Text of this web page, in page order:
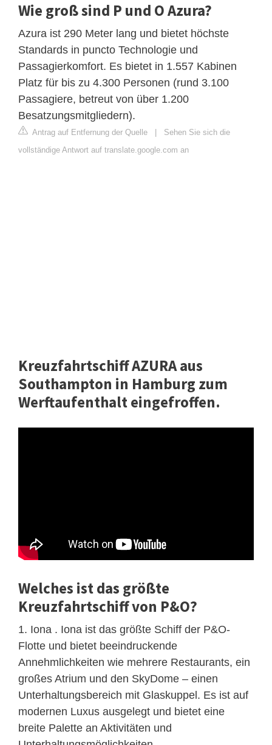
Wie groß sind P und O Azura?
Azura ist 290 Meter lang und bietet höchste
Standards in puncto Technologie und
Passagierkomfort. Es bietet in 1.557 Kabinen
Platz für bis zu 4.300 Personen (rund 3.100
Passagiere, betreut von über 1.200
Besatzungsmitgliedern).
Antrag auf Entfernung der Quelle
Sehen Sie sich die
vollständige Antwort auf translate.google.com an
Kreuzfahrtschiff AZURA aus
Southampton in Hamburg zum
Werftaufenthalt eingefroffen.
Welches ist das größte
Kreuzfahrtschiff von P&O?
1. Iona . Iona ist das größte Schiff der P&O-
Flotte und bietet beeindruckende
Annehmlichkeiten wie mehrere Restaurants, ein
großes Atrium und den SkyDome – einen
Unterhaltungsbereich mit Glaskuppel. Es ist auf
modernen Luxus ausgelegt und bietet eine
breite Palette an Aktivitäten und